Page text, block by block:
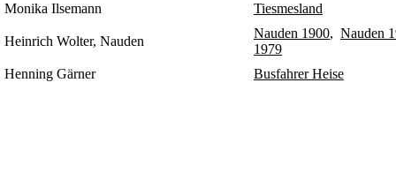
Monika Ilsemann
Tiesmesland
Heinrich Wolter, Nauden
Nauden 1900, Nauden
1979
Henning Gärner
Busfahrer Heise